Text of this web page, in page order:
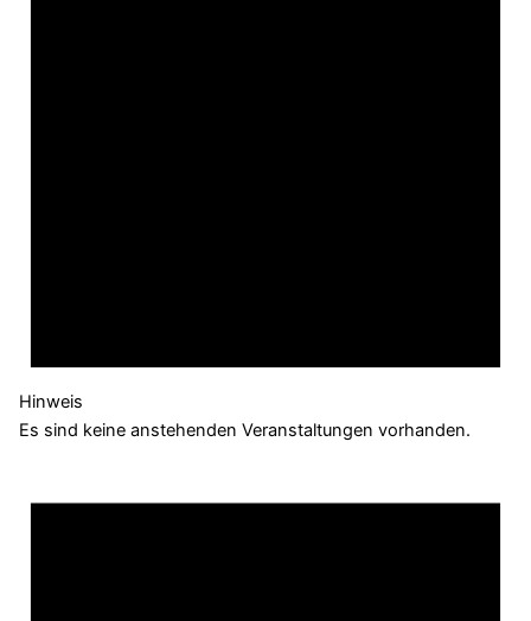
Hinweis
Es sind keine anstehenden Veranstaltungen vorhanden.